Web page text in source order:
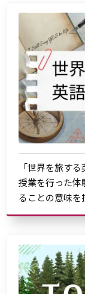
「世界を旅す
授業を行った体
ることの意味を